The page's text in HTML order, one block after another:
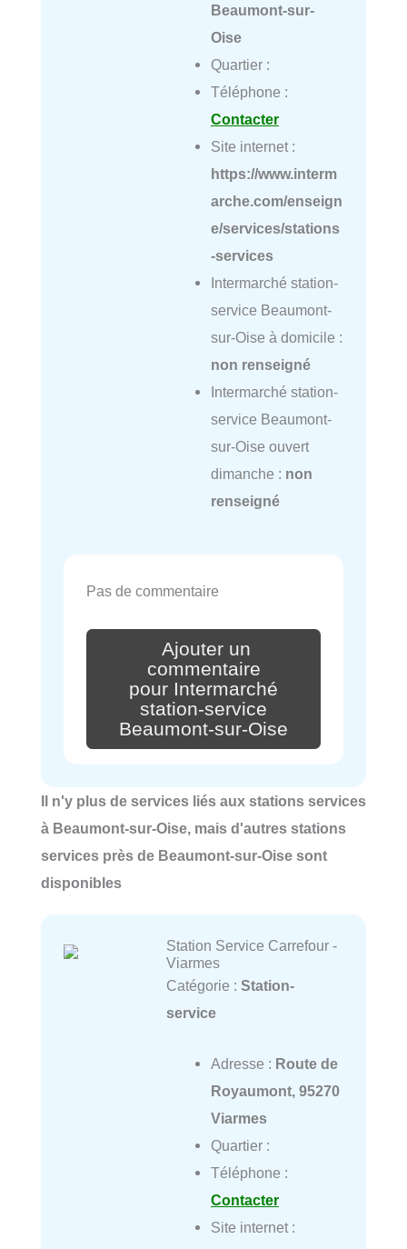
Beaumont-sur-
Oise
Quartier :
Téléphone :
Contacter
Site internet :
https://www.interm
arche.com/enseign
e/services/stations
-services
Intermarché station-
service Beaumont-
sur-Oise à domicile :
non renseigné
Intermarché station-
service Beaumont-
sur-Oise ouvert
dimanche : non
renseigné
Pas de commentaire
Ajouter un
commentaire
pour Intermarché
station-service
Beaumont-sur-Oise
Il n'y plus de services liés aux stations services
à Beaumont-sur-Oise, mais d'autres stations
services près de Beaumont-sur-Oise sont
disponibles
Station Service Carrefour -
Viarmes
Catégorie : Station-
service
Adresse : Route de
Royaumont, 95270
Viarmes
Quartier :
Téléphone :
Contacter
Site internet :